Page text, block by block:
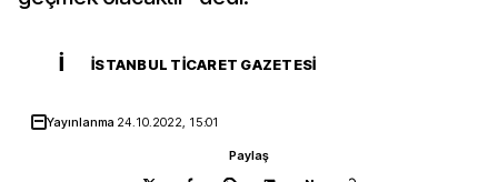
İ İSTANBUL TICARET GAZETESI
Yayınlanma 24.10.2022, 15:01
Paylaş